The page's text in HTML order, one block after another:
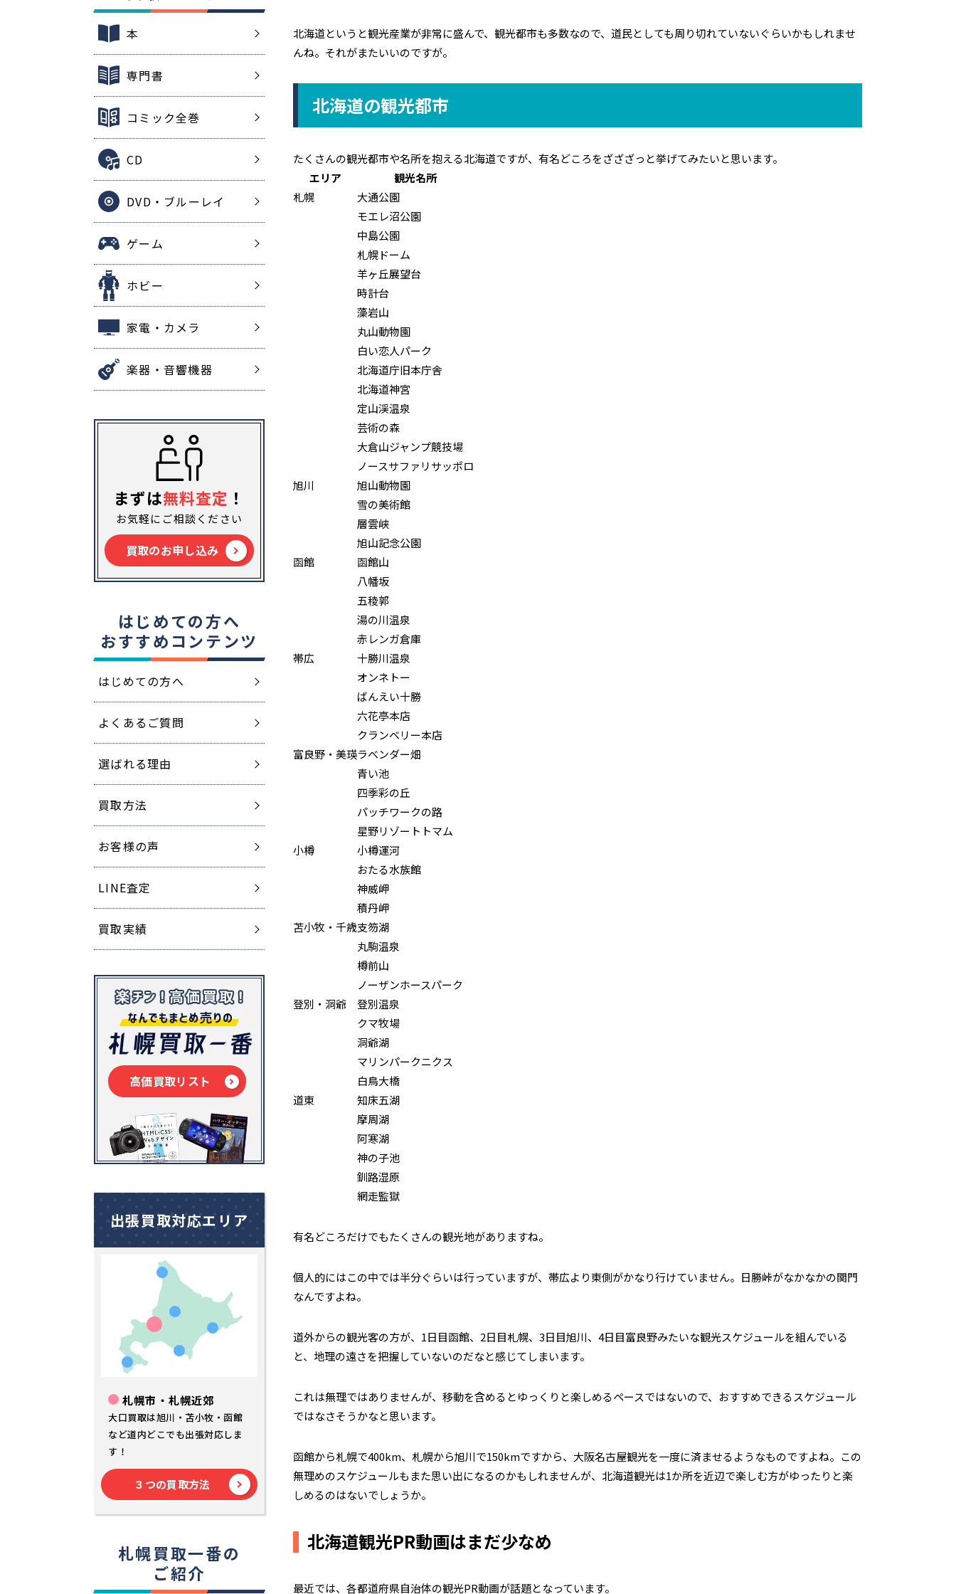
本
専門書
コミック全巻
CD
DVD・ブルーレイ
ゲーム
ホビー
家電・カメラ
楽器・音響機器
まずは無料査定 ！
お気軽にご相談ください
買取のお申し込み
はじめての方へ
おすすめコンテンツ
はじめての方へ
よくあるご質問
選ばれる理由
買取方法
お客様の声
LINE査定
買取実績
高価買取リスト
出張買取対応エリア
札幌市・札幌近郊
大口買取は旭川・苫小牧・函館
など道内どこでも出張対応しま
す！
３つの買取方法
札幌買取一番の
ご紹介
北海道というと観光産業が非常に盛んで、観光都市も多数なので、道民としても周り切れていないぐらいかもしれませ
んね。それがまたいいのですが。
北海道の観光都市
たくさんの観光都市や名所を抱える北海道ですが、有名どころをざざざっと挙げてみたいと思います。
エリア
観光名所
札幌
大通公園
モエレ沼公園
中島公園
札幌ドーム
羊ヶ丘展望台
時計台
藻岩山
丸山動物園
白い恋人パーク
北海道庁旧本庁舎
北海道神宮
定山渓温泉
芸術の森
大倉山ジャンプ競技場
ノースサファリサッポロ
旭川
旭山動物園
雪の美術館
層雲峡
旭山記念公園
函館
函館山
八幡坂
五稜郭
湯の川温泉
赤レンガ倉庫
帯広
十勝川温泉
オンネトー
ばんえい十勝
六花亭本店
クランベリー本店
富良野・美瑛ラベンダー畑
青い池
四季彩の丘
パッチワークの路
星野リゾートトマム
小樽
小樽運河
おたる水族館
神威岬
積丹岬
苫小牧・千歳支笏湖
丸駒温泉
樽前山
ノーザンホースパーク
登別・洞爺
登別温泉
クマ牧場
洞爺湖
マリンパークニクス
白鳥大橋
道東
知床五湖
摩周湖
阿寒湖
神の子池
釧路湿原
網走監獄
有名どころだけでもたくさんの観光地がありますね。
個人的にはこの中では半分ぐらいは行っていますが、帯広より東側がかなり行けていません。日勝峠がなかなかの関門
なんですよね。
道外からの観光客の方が、1日目函館、2日目札幌、3日目旭川、4日目富良野みたいな観光スケジュールを組んでいる
と、地理の遠さを把握していないのだなと感じてしまいます。
これは無理ではありませんが、移動を含めるとゆっくりと楽しめるペースではないので、おすすめできるスケジュール
ではなさそうかなと思います。
函館から札幌で400km、札幌から旭川で150kmですから、大阪名古屋観光を一度に済ませるようなものですよね。この
無理めのスケジュールもまた思い出になるのかもしれませんが、北海道観光は1か所を近辺で楽しむ方がゆったりと楽
しめるのはないでしょうか。
北海道観光PR動画はまだ少なめ
最近では、各都道府県自治体の観光PR動画が話題となっています。